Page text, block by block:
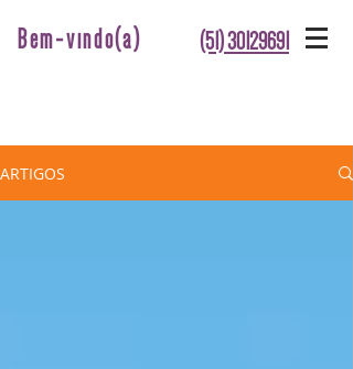
Bem-vindo(a) (51) 30129691
ARTIGOS